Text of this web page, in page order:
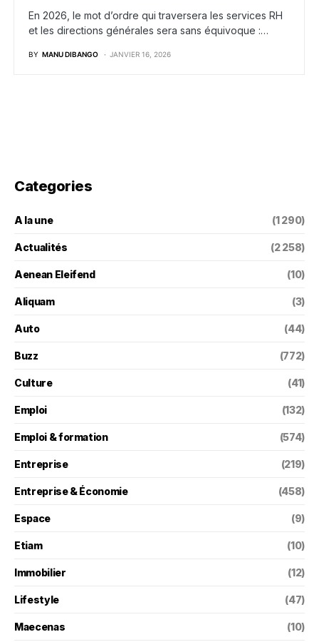
En 2026, le mot d’ordre qui traversera les services RH
et les directions générales sera sans équivoque :…
BY MANU DIBANGO JANVIER 16, 2026
Categories
A la une (1 290)
Actualités (2 258)
Aenean Eleifend (10)
Aliquam (3)
Auto (44)
Buzz (772)
Culture (41)
Emploi (132)
Emploi & formation (574)
Entreprise (219)
Entreprise & Économie (458)
Espace (9)
Etiam (10)
Immobilier (12)
Lifestyle (47)
Maecenas (10)